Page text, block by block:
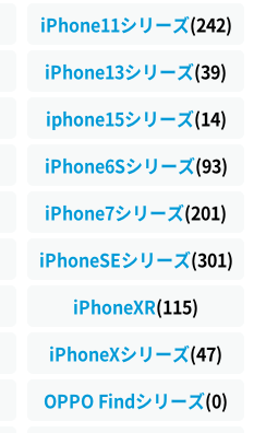
iPhone11シリーズ(242)
iPhone13シリーズ(39)
iphone15シリーズ(14)
iPhone6Sシリーズ(93)
iPhone7シリーズ(201)
iPhoneSEシリーズ(301)
iPhoneXR(115)
iPhoneXシリーズ(47)
OPPO Findシリーズ(0)